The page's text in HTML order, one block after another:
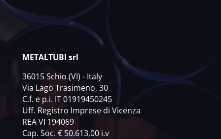
METALTUBI srl
36015 Schio (VI) - Italy
Via Lago Trasimeno, 30
C.f. e p.i. IT 01919450245
Uff. Registro Imprese di Vicenza
REA VI 194069
Cap. Soc. € 50.613,00 i.v